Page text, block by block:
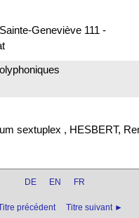
Geneviève 111 -
sextuplex , HESBERT,
DE EN FR
précédent Titre suivant ►